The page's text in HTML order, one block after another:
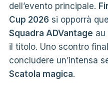
dell’evento principale.
Cup 2026si opporrà
Squadra ADVantage au
il titolo. Uno scontro
concludere un’intensa
Scatola magica.